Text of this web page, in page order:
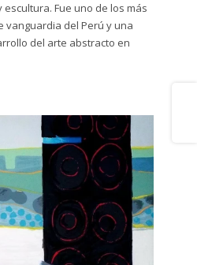
Fue uno de los más
vanguardia del Perú y una
del arte abstracto en